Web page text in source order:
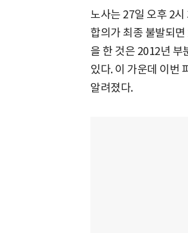
노사는 27일 오후 2
합의가 최종 불발되
을 한 것은 2012년 부
있다. 이 가운데 이번
알려졌다.